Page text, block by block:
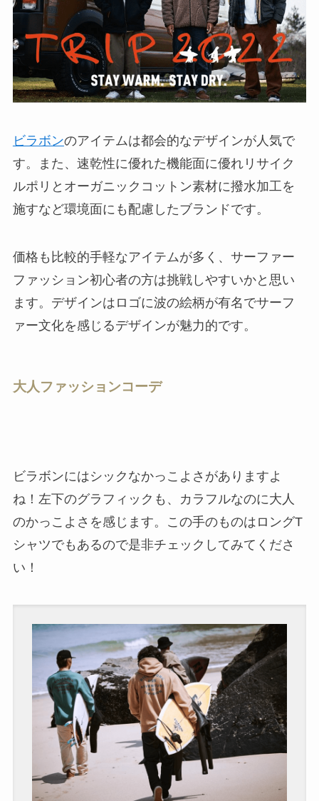
ビラボンのアイテムは都会的なデザインが人気で
す。また、速乾性に優れた機能面に優れリサイク
ルポリとオーガニックコットン素材に撥水加工を
施すなど環境面にも配慮したブランドです。
価格も比較的手軽なアイテムが多く、サーファー
ファッション初心者の方は挑戦しやすいかと思い
ます。デザインはロゴに波の絵柄が有名でサーフ
ァー文化を感じるデザインが魅力的です。
大人ファッションコーデ
ビラボンにはシックなかっこよさがありますよ
ね！左下のグラフィックも、カラフルなのに大人
のかっこよさを感じます。この手のものはロングT
シャツでもあるので是非チェックしてみてくださ
い！